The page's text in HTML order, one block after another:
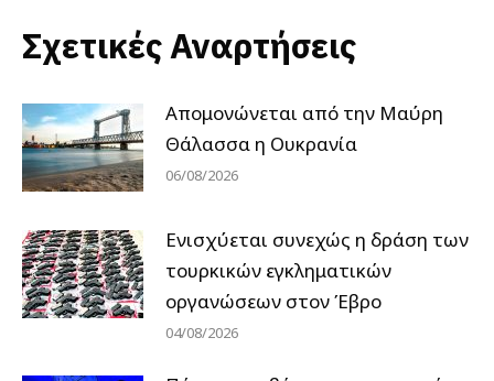
Σχετικές Αναρτήσεις
Απομονώνεται από την Μαύρη
Θάλασσα η Ουκρανία
06/08/2026
Ενισχύεται συνεχώς η δράση των
τουρκικών εγκληματικών
οργανώσεων στον Έβρο
04/08/2026